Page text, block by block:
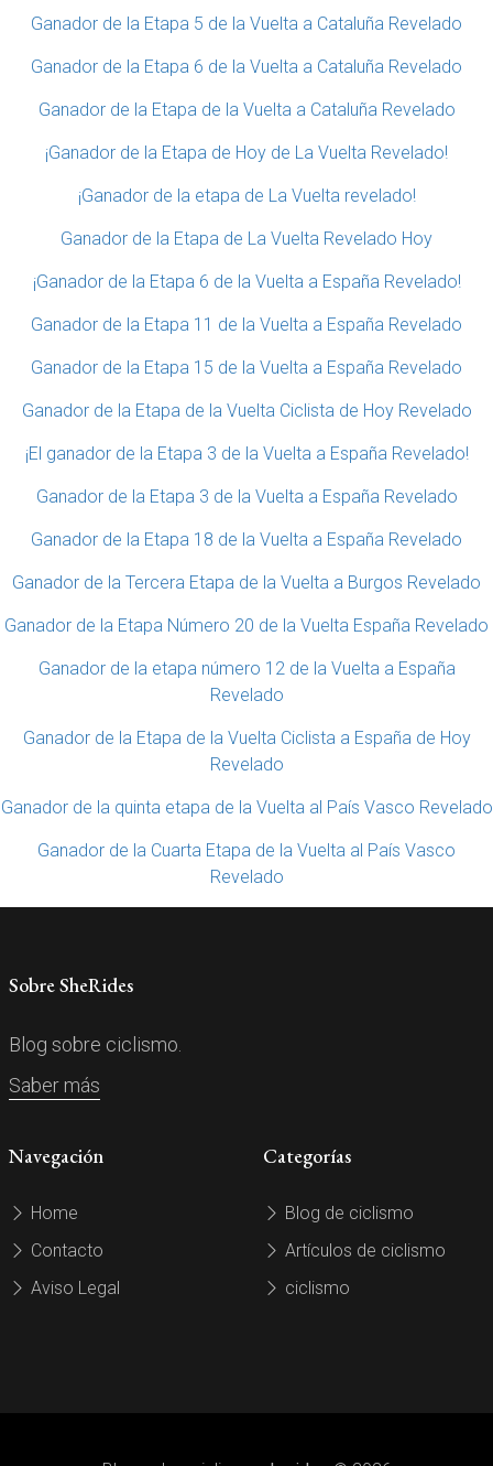
Ganador de la Etapa 5 de la Vuelta a Cataluña Revelado
Ganador de la Etapa 6 de la Vuelta a Cataluña Revelado
Ganador de la Etapa de la Vuelta a Cataluña Revelado
¡Ganador de la Etapa de Hoy de La Vuelta Revelado!
¡Ganador de la etapa de La Vuelta revelado!
Ganador de la Etapa de La Vuelta Revelado Hoy
¡Ganador de la Etapa 6 de la Vuelta a España Revelado!
Ganador de la Etapa 11 de la Vuelta a España Revelado
Ganador de la Etapa 15 de la Vuelta a España Revelado
Ganador de la Etapa de la Vuelta Ciclista de Hoy Revelado
¡El ganador de la Etapa 3 de la Vuelta a España Revelado!
Ganador de la Etapa 3 de la Vuelta a España Revelado
Ganador de la Etapa 18 de la Vuelta a España Revelado
Ganador de la Tercera Etapa de la Vuelta a Burgos Revelado
Ganador de la Etapa Número 20 de la Vuelta España Revelado
Ganador de la etapa número 12 de la Vuelta a España
Revelado
Ganador de la Etapa de la Vuelta Ciclista a España de Hoy
Revelado
Ganador de la quinta etapa de la Vuelta al País Vasco Revelado
Ganador de la Cuarta Etapa de la Vuelta al País Vasco
Revelado
Sobre SheRides
Blog sobre ciclismo.
Saber más
Navegación
Home
Contacto
Aviso Legal
Categorías
Blog de ciclismo
Artículos de ciclismo
ciclismo